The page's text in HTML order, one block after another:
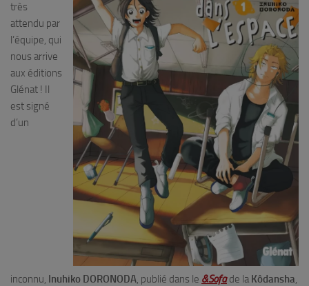
très
attendu par
l’équipe, qui
nous arrive
aux éditions
Glénat ! Il
est signé
d’un
inconnu, Inuhiko DORONODA, publié dans le &Sofade la Kôdansha,